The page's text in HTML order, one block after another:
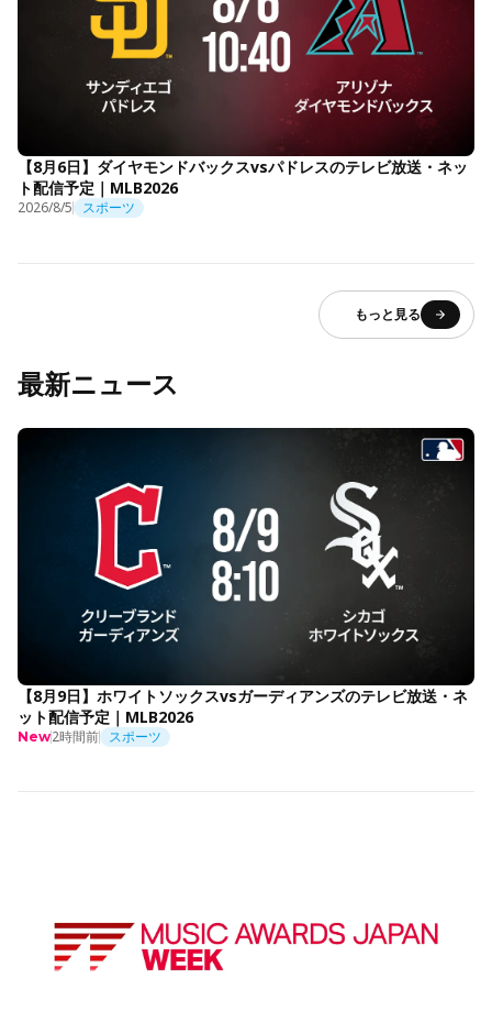
【8月6日】ダイヤモンドバックスvsパドレスのテレビ放送・ネッ
ト配信予定｜MLB2026
2026/8/5 スポーツ
もっと見る
最新ニュース
【8月9日】ホワイトソックスvsガーディアンズのテレビ放送・ネ
ット配信予定｜MLB2026
New2時間前 スポーツ